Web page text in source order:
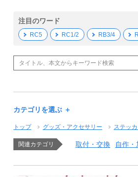
注目のワード
RC5 RC1/2 RB3/4
カテゴリを選ぶ ＋
トップ グッズ・アクセサリー ステッ
関連カテゴリ 取付・交換 自作・